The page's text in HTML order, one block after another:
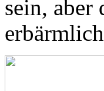
sein, aber